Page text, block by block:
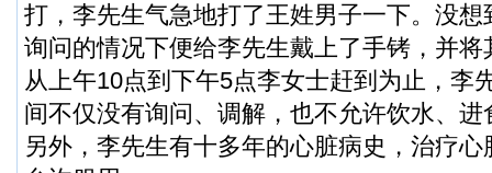
打，李先生气急地打了王姓男子一下。没
询问的情况下便给李先生戴上了手铐，并
从上午10点到下午5点李女士赶到为止，李
间不仅没有询问、调解，也不允许饮水、
另外，李先生有十多年的心脏病史，治疗